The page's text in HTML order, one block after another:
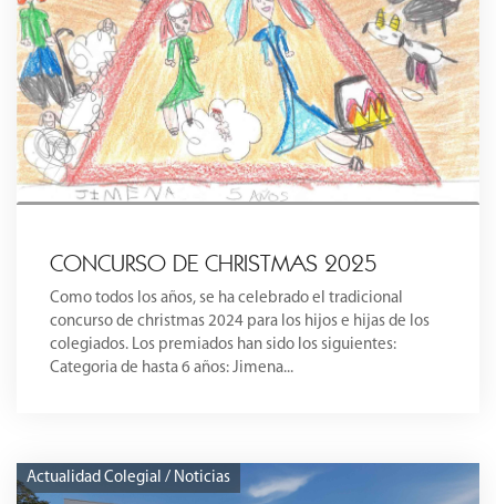
CONCURSO DE CHRISTMAS 2025
Como todos los años, se ha celebrado el tradicional
concurso de christmas 2024 para los hijos e hijas de los
colegiados. Los premiados han sido los siguientes:
Categoria de hasta 6 años: Jimena...
Actualidad Colegial / Noticias